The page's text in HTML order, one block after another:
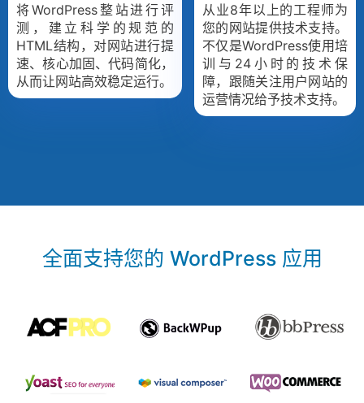
将WordPress整站进行评
测，建立科学的规范的
HTML结构，对网站进行提
速、核心加固、代码简化，
从而让网站高效稳定运行。
从业8年以上的工程师为
您的网站提供技术支持。
不仅是WordPress使用培
训与24小时的技术保
障，跟随关注用户网站的
运营情况给予技术支持。
全面支持您的 WordPress 应用